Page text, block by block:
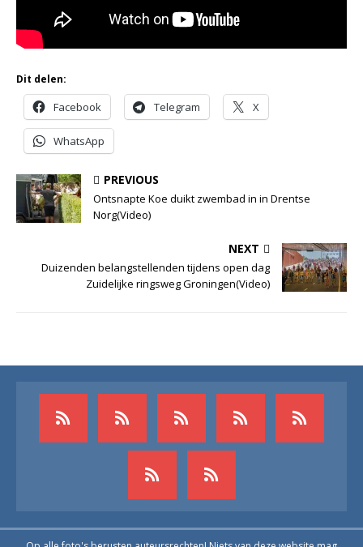
Dit delen:
Facebook Telegram X
WhatsApp
PREVIOUS
Ontsnapte Koe duikt zwembad in in Drentse
Norg(Video)
NEXT
Duizenden belangstellenden tijdens open dag
Zuidelijke ringsweg Groningen(Video)